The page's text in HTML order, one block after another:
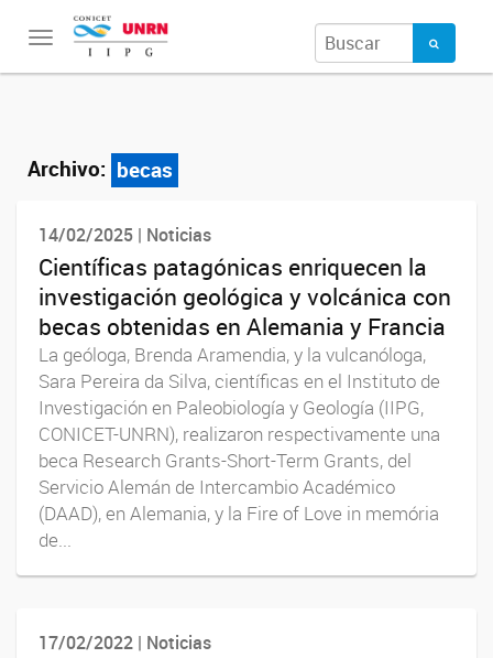
Toggle
navigation
Archivo: becas
14/02/2025 | Noticias
Científicas patagónicas enriquecen la
investigación geológica y volcánica con
becas obtenidas en Alemania y Francia
La geóloga, Brenda Aramendia, y la vulcanóloga,
Sara Pereira da Silva, científicas en el Instituto de
Investigación en Paleobiología y Geología (IIPG,
CONICET-UNRN), realizaron respectivamente una
beca Research Grants-Short-Term Grants, del
Servicio Alemán de Intercambio Académico
(DAAD), en Alemania, y la Fire of Love in memória
de...
17/02/2022 | Noticias